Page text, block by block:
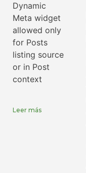
Dynamic
Meta widget
allowed only
for Posts
listing source
or in Post
context
Leer más